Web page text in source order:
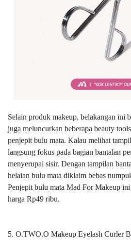
Selain produk makeup, belakangan ini
juga meluncurkan beberapa beauty
penjepit bulu mata. Kalau melihat
langsung fokus pada bagian bantalan
menyerupai sisir. Dengan tampilan
helaian bulu mata diklaim bebas
Penjepit bulu mata Mad For Makeup
harga Rp49 ribu.
5. O.TWO.O Makeup Eyelash Curler